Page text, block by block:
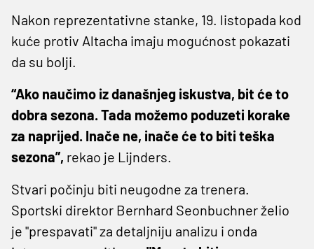
Nakon reprezentativne stanke, 19. listopada kod
kuće protiv Altacha imaju mogućnost pokazati
da su bolji.
“Ako naučimo iz današnjeg iskustva, bit će to
dobra sezona. Tada možemo poduzeti korake
za naprijed. Inače ne, inače će to biti teška
sezona”, rekao je Lijnders.
Stvari počinju biti neugodne za trenera.
Sportski direktor Bernhard Seonbuchner želio
je "prespavati" za detaljniju analizu i onda